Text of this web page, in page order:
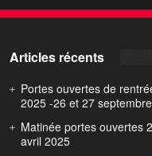
Articles récents
Portes ouvertes de
2025 -26 et 27 septembre
Matinée portes ouvertes
avril 2025